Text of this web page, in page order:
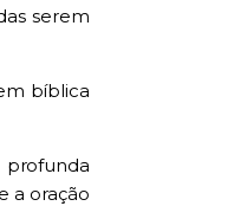
serem
bíblica
a oração